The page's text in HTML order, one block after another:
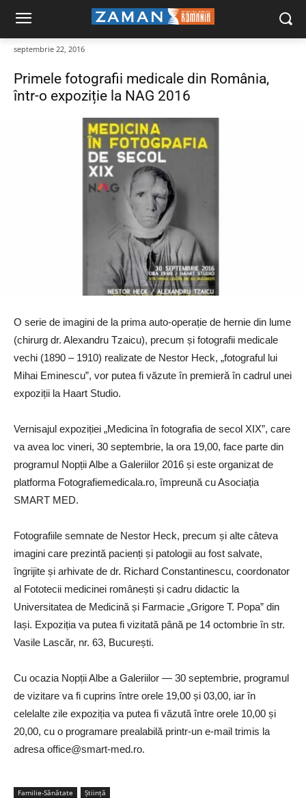
septembrie 22, 2016
Primele fotografii medicale din România,
într-o expoziție la NAG 2016
O serie de imagini de la prima auto-operație de hernie din lume
(chirurg dr. Alexandru Tzaicu), precum și fotografii medicale
vechi (1890 – 1910) realizate de Nestor Heck, „fotograful lui
Mihai Eminescu”, vor putea fi văzute în premieră în cadrul unei
expoziții la Haart Studio.
Vernisajul expoziției „Medicina în fotografia de secol XIX”, care
va avea loc vineri, 30 septembrie, la ora 19,00, face parte din
programul Nopții Albe a Galeriilor 2016 și este organizat de
platforma Fotografiemedicala.ro, împreună cu Asociația
SMART MED.
Fotografiile semnate de Nestor Heck, precum și alte câteva
imagini care prezintă pacienți și patologii au fost salvate,
îngrijite și arhivate de dr. Richard Constantinescu, coordonator
al Fototecii medicinei românești și cadru didactic la
Universitatea de Medicină și Farmacie „Grigore T. Popa” din
Iași. Expoziția va putea fi vizitată până pe 14 octombrie în str.
Vasile Lascăr, nr. 63, București.
Cu ocazia Nopții Albe a Galeriilor — 30 septembrie, programul
de vizitare va fi cuprins între orele 19,00 și 03,00, iar în
celelalte zile expoziția va putea fi văzută între orele 10,00 și
20,00, cu o programare prealabilă printr-un e-mail trimis la
adresa office@smart-med.ro.
Familie-Sănătate Ştiinţă